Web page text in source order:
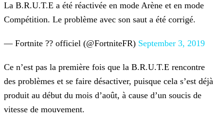
La B.R.U.T.E a été réactivée en mode Arène et en mode
Compétition. Le problème avec son saut a été corrigé.
— Fortnite ?? officiel (@FortniteFR) September 3, 2019
Ce n’est pas la première fois que la B.R.U.T.E rencontre
des problèmes et se faire désactiver, puisque cela s’est déjà
produit au début du mois d’août, à cause d’un soucis de
vitesse de mouvement.